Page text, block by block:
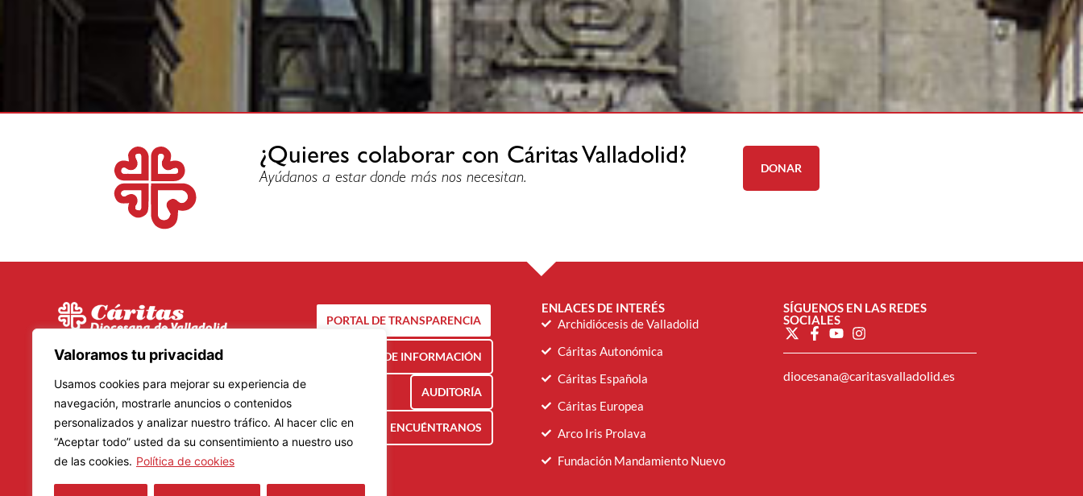
Valoramos tu privacidad
Usamos cookies para mejorar su experiencia de
navegación, mostrarle anuncios o contenidos
personalizados y analizar nuestro tráfico. Al hacer clic en
“Aceptar todo” usted da su consentimiento a nuestro uso
de las cookies. Política de cookies
¿Quieres colaborar con Cáritas Valladolid?
Ayúdanos a estar donde más nos necesitan.
DONAR
47002 – Valladolid
Teléfono: 983 20 23 01
Lunes a Viernes
Mañanas: De 9.00 a 14.00 horas
Tardes: De 16.00 a 19.00 horas
PORTAL DE TRANSPARENCIA
CANAL DE INFORMACIÓN
AUDITORÍA
ENCUÉNTRANOS
ENLACES DE INTERÉS
Archidiócesis de Valladolid
Cáritas Autonómica
Cáritas Española
Cáritas Europea
Arco Iris Prolava
Fundación Mandamiento Nuevo
SÍGUENOS EN LAS REDES
SOCIALES
diocesana@caritasvalladolid.es